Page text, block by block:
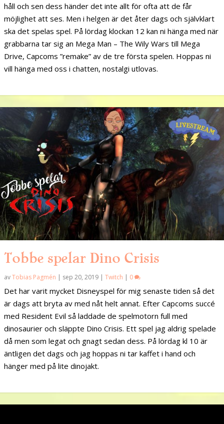
håll och sen dess händer det inte allt för ofta att de får
möjlighet att ses. Men i helgen är det åter dags och självklart
ska det spelas spel. På lördag klockan 12 kan ni hänga med när
grabbarna tar sig an Mega Man – The Wily Wars till Mega
Drive, Capcoms ”remake” av de tre första spelen. Hoppas ni
vill hänga med oss i chatten, nostalgi utlovas.
Tobbe spelar Dino Crisis
avTobias Pagmén | sep 20, 2019 | Twitch | 0
Det har varit mycket Disneyspel för mig senaste tiden så det
är dags att bryta av med nåt helt annat. Efter Capcoms succé
med Resident Evil så laddade de spelmotorn full med
dinosaurier och släppte Dino Crisis. Ett spel jag aldrig spelade
då men som legat och gnagt sedan dess. På lördag kl 10 är
äntligen det dags och jag hoppas ni tar kaffet i hand och
hänger med på lite dinojakt.